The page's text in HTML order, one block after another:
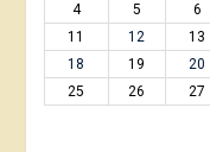
4
5 6
11
12 13
18
19 20
25
26 27